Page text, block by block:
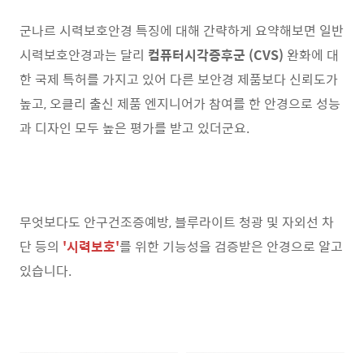
군나르 시력보호안경 특징에 대해 간략하게 요약해보면 일반
시력보호안경과는 달리 컴퓨터시각증후군 (CVS) 완화에 대
한 국제 특허를 가지고 있어 다른 보안경 제품보다 신뢰도가
높고, 오클리 출신 제품 엔지니어가 참여를 한 안경으로 성능
과 디자인 모두 높은 평가를 받고 있더군요.
무엇보다도 안구건조증예방, 블루라이트 청광 및 자외선 차
단 등의 '시력보호'를 위한 기능성을 검증받은 안경으로 알고
있습니다.